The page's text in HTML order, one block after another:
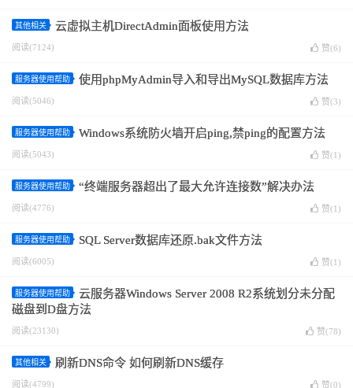
其他相关 云虚拟主机DirectAdmin面板使用方法
阅读(7124) 赞(6)
服务器使用帮助 使用phpMyAdmin导入和导出MySQL数据库方法
阅读(5046) 赞(3)
服务器使用帮助 Windows系统防火墙开启ping,禁ping的配置方法
阅读(5043) 赞(1 )
服务器使用帮助 “终端服务器超出了最大允许连接数”解决办法
阅读(4776) 赞(1 )
服务器使用帮助 SQL Server数据库还原.bak文件方法
阅读(6005) 赞(1 )
服务器使用帮助
云服务器Windows Server 2008 R2系统划分未分配
磁盘到D盘方法
阅读(23130) 赞(78)
其他相关 刷新DNS命令 如何刷新DNS缓存
阅读(4799) 赞(0)